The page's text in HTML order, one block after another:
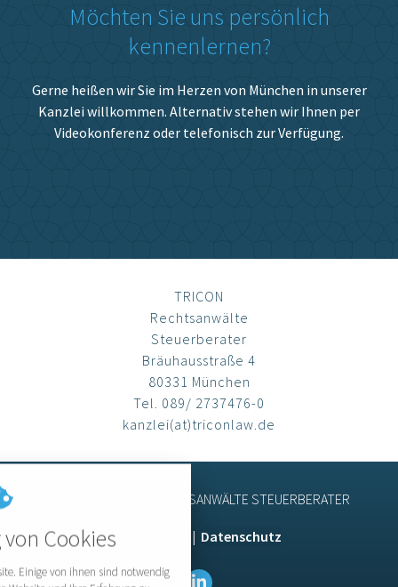
Möchten Sie uns persönlich
kennenlernen?
Gerne heißen wir Sie im Herzen von München in unserer
Kanzlei willkommen. Alternativ stehen wir Ihnen per
Videokonferenz oder telefonisch zur Verfügung.
TRICON
Rechtsanwälte
Steuerberater
Bräuhausstraße 4
80331 München
Tel. 089/ 2737476-0
kanzlei(at)triconlaw.de
© 2026 TRICON – RECHTSANWÄLTE STEUERBERATER
| Datenschutz
Cookies
Einige von ihnen sind notwendig
verwendeten Cookies und Skripte.